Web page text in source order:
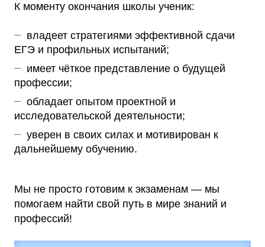
К моменту окончания школы ученик:
владеет стратегиями эффективной сдачи
ЕГЭ и профильных испытаний;
имеет чёткое представление о будущей
профессии;
обладает опытом проектной и
исследовательской деятельности;
уверен в своих силах и мотивирован к
дальнейшему обучению.
Мы не просто готовим к экзаменам — мы
помогаем найти свой путь в мире знаний и
профессий!